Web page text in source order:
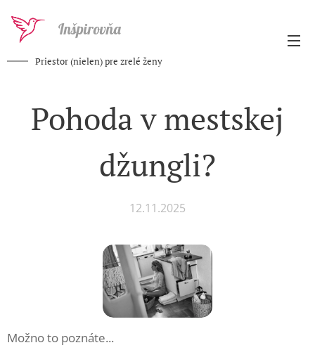
Inšpirovňa
Priestor (nielen) pre zrelé ženy
Pohoda v mestskej
džungli?
12.11.2025
Možno to poznáte...